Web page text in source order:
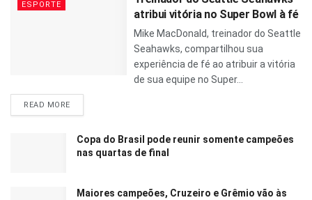
ESPORTE
atribui vitória no Super Bowl à fé
Mike MacDonald, treinador do Seattle
Seahawks, compartilhou sua
experiência de fé ao atribuir a vitória
de sua equipe no Super...
READ MORE
Copa do Brasil pode reunir somente campeões
nas quartas de final
Maiores campeões, Cruzeiro e Grêmio vão às